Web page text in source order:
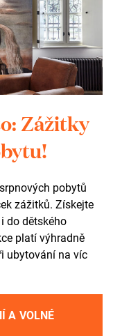
se vám ozveme
Zážitky
pobytů
zážitků. Získejte
do dětského
platí výhradně
ubytování na víc
A VOLNÉ